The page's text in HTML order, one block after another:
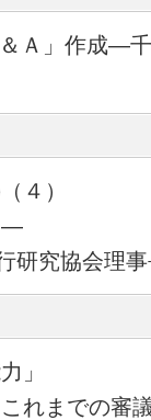
＆Ａ」作成―
４）
―
研究協会理
」
れまでの審